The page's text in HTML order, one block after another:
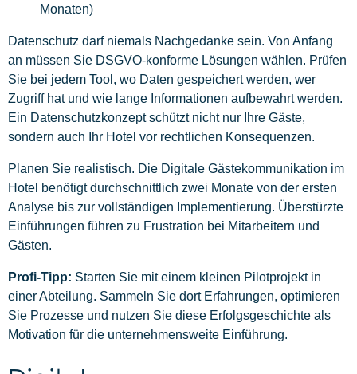
Monaten)
Datenschutz darf niemals Nachgedanke sein. Von Anfang
an müssen Sie DSGVO-konforme Lösungen wählen. Prüfen
Sie bei jedem Tool, wo Daten gespeichert werden, wer
Zugriff hat und wie lange Informationen aufbewahrt werden.
Ein Datenschutzkonzept schützt nicht nur Ihre Gäste,
sondern auch Ihr Hotel vor rechtlichen Konsequenzen.
Planen Sie realistisch. Die Digitale Gästekommunikation im
Hotel benötigt durchschnittlich zwei Monate von der ersten
Analyse bis zur vollständigen Implementierung. Überstürzte
Einführungen führen zu Frustration bei Mitarbeitern und
Gästen.
Profi-Tipp: Starten Sie mit einem kleinen Pilotprojekt in
einer Abteilung. Sammeln Sie dort Erfahrungen, optimieren
Sie Prozesse und nutzen Sie diese Erfolgsgeschichte als
Motivation für die unternehmensweite Einführung.